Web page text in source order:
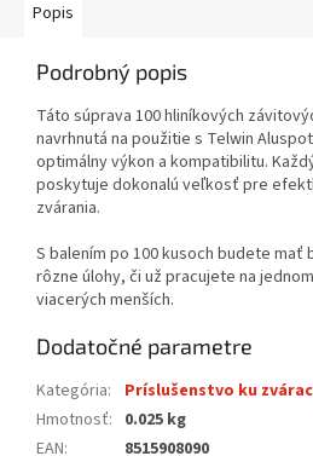
Popis
Podrobný popis
Táto súprava 100 hliníkových
navrhnutá na použitie s Telwin
optimálny výkon a kompatibilitu.
poskytuje dokonalú veľkosť pre
zvárania.
S balením po 100 kusoch budete
rôzne úlohy, či už pracujete na
viacerých menších.
Dodatočné parametre
Kategória:
Príslušenstvo ku
Hmotnosť: 0.025 kg
EAN: 8515908090